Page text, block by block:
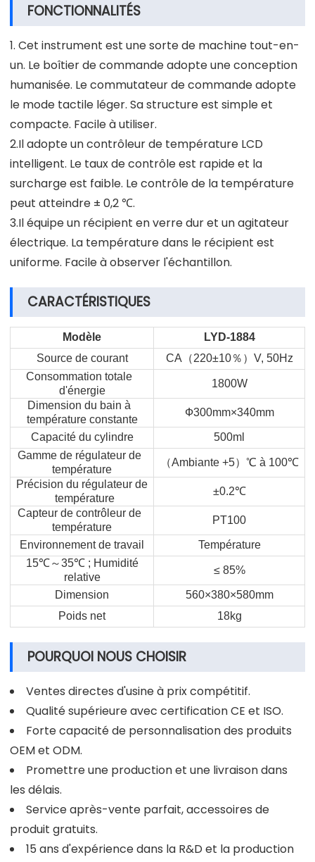
FONCTIONNALITÉS
1. Cet instrument est une sorte de machine tout-en-
un. Le boîtier de commande adopte une conception
humanisée. Le commutateur de commande adopte
le mode tactile léger. Sa structure est simple et
compacte. Facile à utiliser.
2.Il adopte un contrôleur de température LCD
intelligent. Le taux de contrôle est rapide et la
surcharge est faible. Le contrôle de la température
peut atteindre ± 0,2 ℃.
3.Il équipe un récipient en verre dur et un agitateur
électrique. La température dans le récipient est
uniforme. Facile à observer l'échantillon.
CARACTÉRISTIQUES
Modèle
LYD-1884
Source de courant
CA （220±10％） V, 50Hz
Consommation totale
d'énergie
1800W
Dimension du bain à
température constante
Ф300mm×340mm
Capacité du cylindre
500ml
Gamme de régulateur de
température
（Ambiante +5） ℃ à 100℃
Précision du régulateur de
température
±0.2℃
Capteur de contrôleur de
température
PT100
Environnement de travail
Température
15℃～35℃; Humidité
relative
≤ 85%
Dimension
560×380×580mm
Poids net
18kg
POURQUOI NOUS CHOISIR
Ventes directes d'usine à prix compétitif.
Qualité supérieure avec certification CE et ISO.
Forte capacité de personnalisation des produits
OEM et ODM.
Promettre une production et une livraison dans
les délais.
Service après-vente parfait, accessoires de
produit gratuits.
15 ans d'expérience dans la R&D et la production